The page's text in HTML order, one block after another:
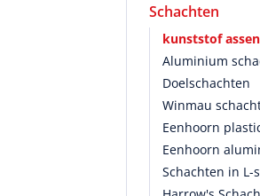
Schachten
kunststof assen
Aluminium
Doelschachten
Winmau
Eenhoorn
Eenhoorn
Schachten in L-